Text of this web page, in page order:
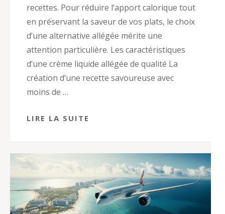
recettes. Pour réduire l’apport calorique tout
en préservant la saveur de vos plats, le choix
d’une alternative allégée mérite une
attention particulière. Les caractéristiques
d’une crème liquide allégée de qualité La
création d’une recette savoureuse avec
moins de …
LIRE LA SUITE